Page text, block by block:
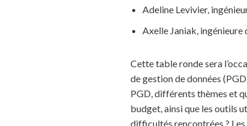
Adeline Levivier,
Axelle Janiak, ingénieure
Cette table ronde sera
de gestion de données
PGD, différents thèmes et
budget, ainsi que les outils
difficultés rencontrées ? Les